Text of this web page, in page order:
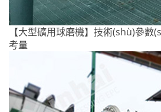
【大型礦用球磨機】技術(shù)參數
考量